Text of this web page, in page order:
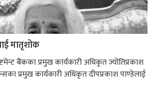
मातृशोक
बैंकका प्रमुख कार्यकारी अधिकृत ज्योतिप्रकाश
प्रमुख कार्यकारी अधिकृत दीपप्रकाश पाण्डेलाई